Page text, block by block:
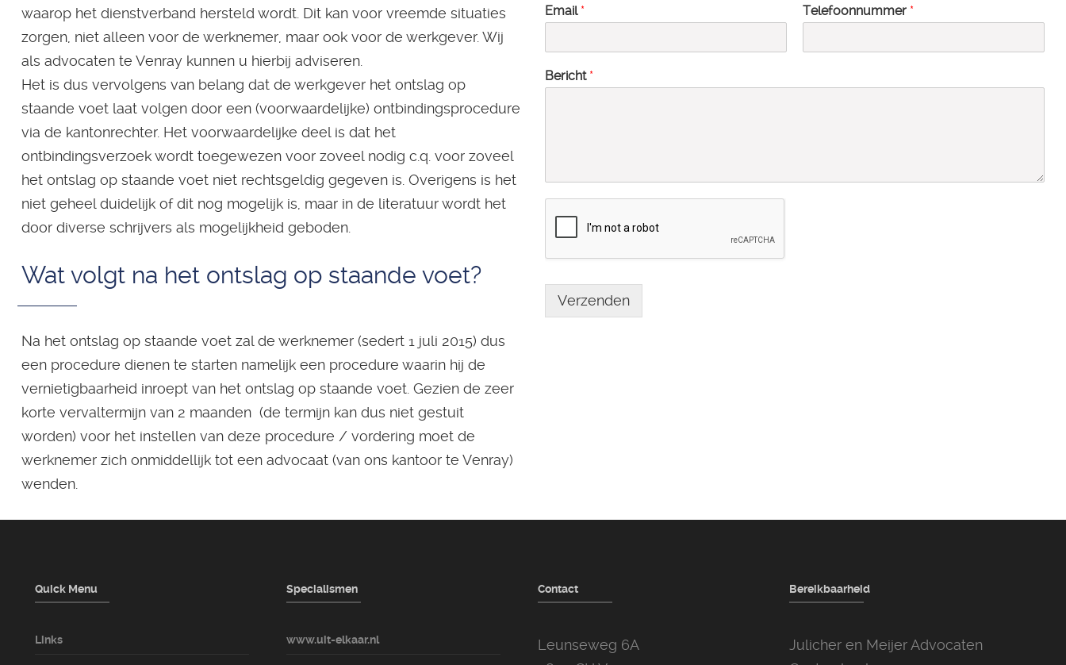
waarop het dienstverband hersteld wordt. Dit kan voor vreemde situaties
zorgen, niet alleen voor de werknemer, maar ook voor de werkgever. Wij
als advocaten te Venray kunnen u hierbij adviseren.
Het is dus vervolgens van belang dat de werkgever het ontslag op
staande voet laat volgen door een (voorwaardelijke) ontbindingsprocedure
via de kantonrechter. Het voorwaardelijke deel is dat het
ontbindingsverzoek wordt toegewezen voor zoveel nodig c.q. voor zoveel
het ontslag op staande voet niet rechtsgeldig gegeven is. Overigens is het
niet geheel duidelijk of dit nog mogelijk is, maar in de literatuur wordt het
door diverse schrijvers als mogelijkheid geboden.
Wat volgt na het ontslag op staande voet?
Na het ontslag op staande voet zal de werknemer (sedert 1 juli 2015) dus
een procedure dienen te starten namelijk een procedure waarin hij de
vernietigbaarheid inroept van het ontslag op staande voet. Gezien de zeer
korte vervaltermijn van 2 maanden (de termijn kan dus niet gestuit
worden) voor het instellen van deze procedure / vordering moet de
werknemer zich onmiddellijk tot een advocaat (van ons kantoor te Venray)
wenden.
Email * Telefoonnummer *
Bericht *
Verzenden
Quick Menu
Links
Specialismen
www.uit-elkaar.nl
Contact
Leunseweg 6A
Bereikbaarheid
Julicher en Meijer Advocaten